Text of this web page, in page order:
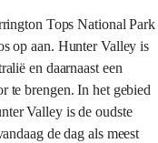
Tops National Park
op aan. Hunter Valley is
en daarnaast een
te brengen. In het gebied
Valley is de oudste
de dag als meest